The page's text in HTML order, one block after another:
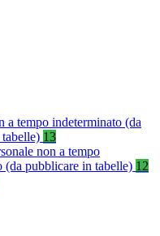
a tempo indeterminato (da
13
non a tempo
(da pubblicare in tabelle) 12